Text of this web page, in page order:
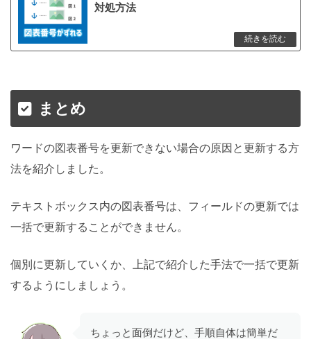
対処方法
まとめ
ワードの図表番号を更新できない場合の原因と更新する方
法を紹介しました。
テキストボックス内の図表番号は、フィールドの更新では
一括で更新することができません。
個別に更新していくか、上記で紹介した手法で一括で更新
するようにしましょう。
ちょっと面倒だけど、手順自体は簡単だ